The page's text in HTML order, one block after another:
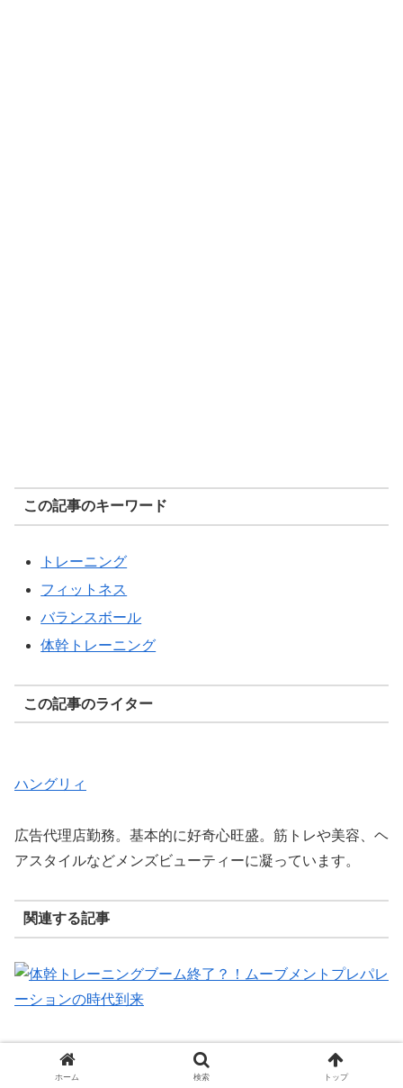
この記事のキーワード
トレーニング
フィットネス
バランスボール
体幹トレーニング
この記事のライター
ハングリィ
広告代理店勤務。基本的に好奇心旺盛。筋トレや美容、ヘ
アスタイルなどメンズビューティーに凝っています。
関連する記事
体幹トレーニングブーム終了？！ムーブメントプレパレー
ションの時代到来
ホーム 検索 トップ